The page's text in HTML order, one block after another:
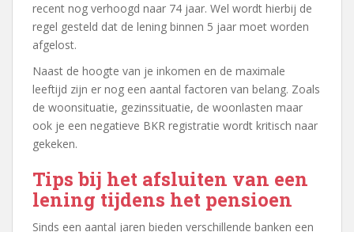
recent nog verhoogd naar 74 jaar. Wel wordt hierbij de
regel gesteld dat de lening binnen 5 jaar moet worden
afgelost.
Naast de hoogte van je inkomen en de maximale
leeftijd zijn er nog een aantal factoren van belang. Zoals
de woonsituatie, gezinssituatie, de woonlasten maar
ook je een negatieve BKR registratie wordt kritisch naar
gekeken.
Tips bij het afsluiten van een
lening tijdens het pensioen
Sinds een aantal jaren bieden verschillende banken een